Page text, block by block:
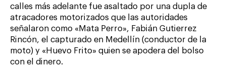
calles más adelante fue asaltado por una dupla de
atracadores motorizados que las autoridades
señalaron como «Mata Perro», Fabián Gutierrez
Rincón, el capturado en Medellín (conductor de la
moto) y «Huevo Frito» quien se apodera del bolso
con el dinero.